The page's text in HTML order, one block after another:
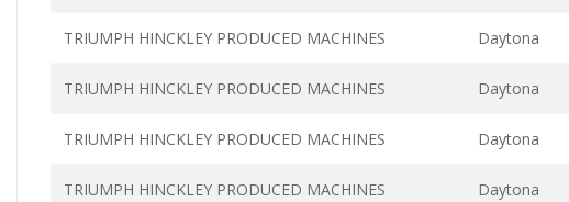
TRIUMPH HINCKLEY PRODUCED MACHINES Daytona
TRIUMPH HINCKLEY PRODUCED MACHINES Daytona
TRIUMPH HINCKLEY PRODUCED MACHINES Daytona
TRIUMPH HINCKLEY PRODUCED MACHINES Daytona